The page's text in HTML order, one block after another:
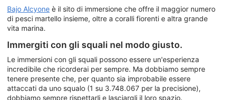
Bajo Alcyone è il sito di immersione che offre il maggior numero
di pesci martello insieme, oltre a coralli fiorenti e altra grande
vita marina.
Immergiti con gli squali nel modo giusto.
Le immersioni con gli squali possono essere un'esperienza
incredibile che ricorderai per sempre. Ma dobbiamo sempre
tenere presente che, per quanto sia improbabile essere
attaccati da uno squalo (1 su 3.748.067 per la precisione),
dobbiamo sempre rispettarli e lasciargli il loro spazio.